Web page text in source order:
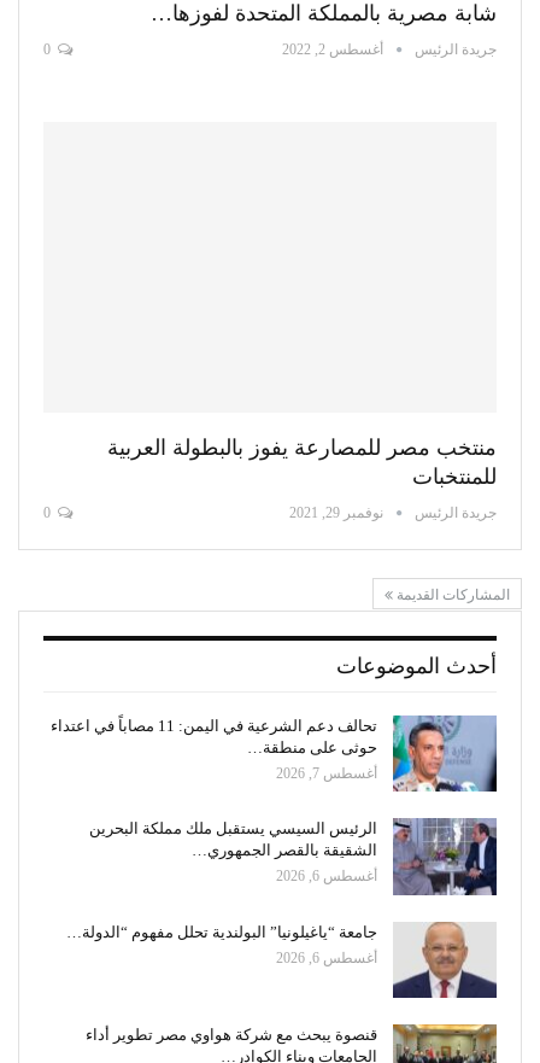
شابة مصرية بالمملكة المتحدة لفوزها…
جريدة الرئيس أغسطس 2, 2022
منتخب مصر للمصارعة يفوز بالبطولة العربية
للمنتخبات
جريدة الرئيس نوفمبر 29, 2021
المشاركات القديمة
أحدث الموضوعات
تحالف دعم الشرعية في اليمن: 11 مصاباً في اعتداء
حوثى على منطقة…
أغسطس 7, 2026
الرئيس السيسي يستقبل ملك مملكة البحرين
الشقيقة بالقصر الجمهوري…
أغسطس 6, 2026
جامعة “ياغيلونيا” البولندية تحلل مفهوم “الدولة…
أغسطس 6, 2026
قنصوة يبحث مع شركة هواوي مصر تطوير أداء
الجامعات وبناء الكوادر…